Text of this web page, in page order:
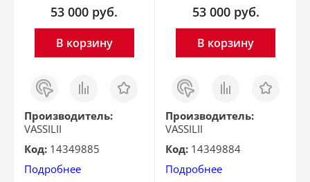
53 000 руб.
В корзину
Заказ
в 1
клик
Сравнить Отложить
Производитель:
VASSILII
Код: 14349885
Подробнее
53 000 руб.
В корзину
Заказ
в 1
клик
Сравнить Отложить
Производитель:
VASSILII
Код: 14349884
Подробнее